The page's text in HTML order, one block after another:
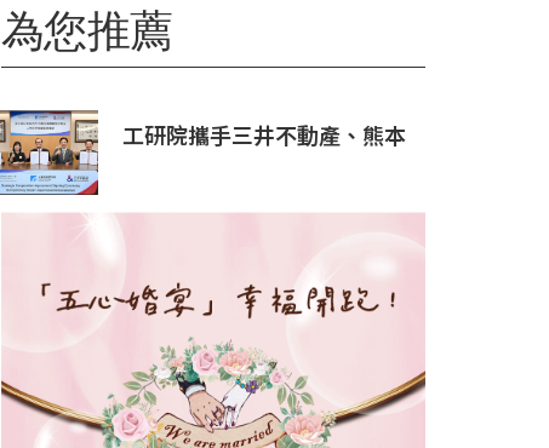
為您推薦
工研院攜手三井不動產、熊本